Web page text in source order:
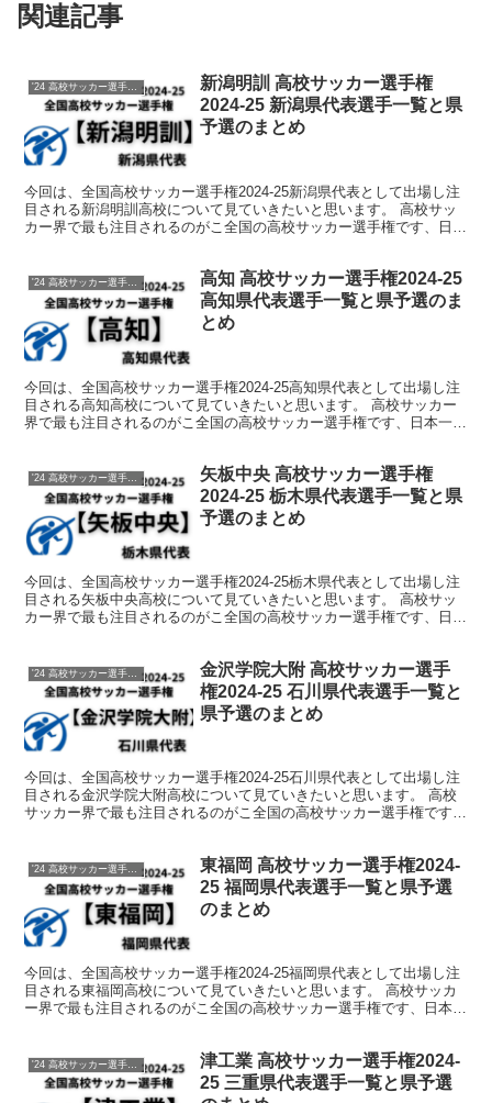
関連記事
'24 高校サッカー選手権 メンバー
新潟明訓 高校サッカー選手権
2024-25 新潟県代表選手一覧と県
予選のまとめ
今回は、全国高校サッカー選手権2024-25新潟県代表として出場し注
目される新潟明訓高校について見ていきたいと思います。 高校サッ
カー界で最も注目されるのがこ全国の高校サッカー選手権です、日本
'24 高校サッカー選手権 メンバー
高知 高校サッカー選手権2024-25
高知県代表選手一覧と県予選のま
とめ
今回は、全国高校サッカー選手権2024-25高知県代表として出場し注
目される高知高校について見ていきたいと思います。 高校サッカー
界で最も注目されるのがこ全国の高校サッカー選手権です、日本一を
'24 高校サッカー選手権 メンバー
矢板中央 高校サッカー選手権
2024-25 栃木県代表選手一覧と県
予選のまとめ
今回は、全国高校サッカー選手権2024-25栃木県代表として出場し注
目される矢板中央高校について見ていきたいと思います。 高校サッ
カー界で最も注目されるのがこ全国の高校サッカー選手権です、日本
'24 高校サッカー選手権 メンバー
金沢学院大附 高校サッカー選手
権2024-25 石川県代表選手一覧と
県予選のまとめ
今回は、全国高校サッカー選手権2024-25石川県代表として出場し注
目される金沢学院大附高校について見ていきたいと思います。 高校
サッカー界で最も注目されるのがこ全国の高校サッカー選手権です、
'24 高校サッカー選手権 メンバー
東福岡 高校サッカー選手権2024-
25 福岡県代表選手一覧と県予選
のまとめ
今回は、全国高校サッカー選手権2024-25福岡県代表として出場し注
目される東福岡高校について見ていきたいと思います。 高校サッカ
ー界で最も注目されるのがこ全国の高校サッカー選手権です、日本一
'24 高校サッカー選手権 メンバー
津工業 高校サッカー選手権2024-
25 三重県代表選手一覧と県予選